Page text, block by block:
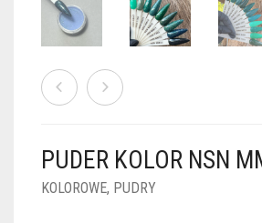
PUDRY ŚWIECĄCE
FOIL DIP
PUDER KOLOR NSN
KOLOROWE, PUDRY